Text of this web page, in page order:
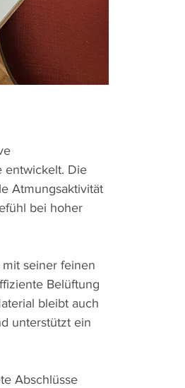
entwickelt. Die
Atmungsaktivität
bei hoher
mit seiner feinen
Belüftung
bleibt auch
unterstützt ein
Abschlüsse